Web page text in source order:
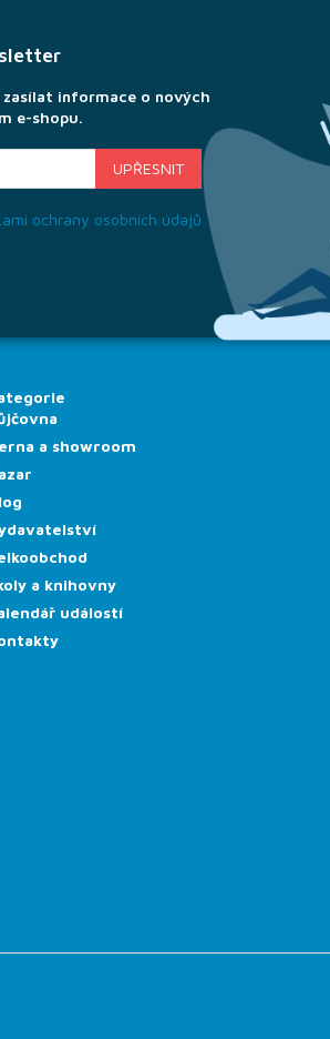
informace o nových
e-shopu.
ochrany osobních údajů
a showroom
a knihovny
událostí